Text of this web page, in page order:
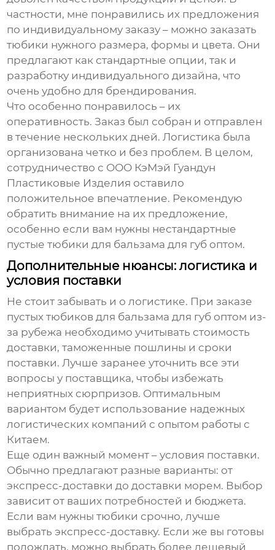
частности, мне понравились их предложения
по индивидуальному заказу – можно заказать
тюбики нужного размера, формы и цвета. Они
предлагают как стандартные опции, так и
разработку индивидуального дизайна, что
очень удобно для брендирования.
Что особенно понравилось – их
оперативность. Заказ был собран и отправлен
в течение нескольких дней. Логистика была
организована четко и без проблем. В целом,
сотрудничество с ООО КэМэй Гуандун
Пластиковые Изделия оставило
положительное впечатление. Рекомендую
обратить внимание на их предложение,
особенно если вам нужны нестандартные
пустые тюбики для бальзама для губ оптом.
Дополнительные нюансы: логистика и
условия поставки
Не стоит забывать и о логистике. При заказе
пустых тюбиков для бальзама для губ оптом из-
за рубежа необходимо учитывать стоимость
доставки, таможенные пошлины и сроки
поставки. Лучше заранее уточнить все эти
вопросы у поставщика, чтобы избежать
неприятных сюрпризов. Оптимальным
вариантом будет использование надежных
логистических компаний с опытом работы с
Китаем.
Еще один важный момент – условия поставки.
Обычно предлагают разные варианты: от
экспресс-доставки до доставки морем. Выбор
зависит от ваших потребностей и бюджета.
Если вам нужны тюбики срочно, лучше
выбрать экспресс-доставку. Если же вы готовы
подождать, можно выбрать более дешевый